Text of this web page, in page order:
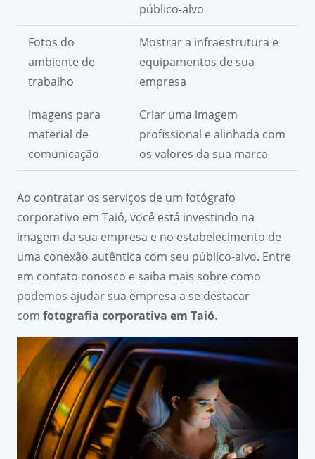
público-alvo
Fotos do
ambiente de
trabalho
Mostrar a infraestrutura e
equipamentos de sua
empresa
Imagens para
material de
comunicação
Criar uma imagem
profissional e alinhada com
os valores da sua marca
Ao contratar os serviços de um fotógrafo
corporativo em Taió, você está investindo na
imagem da sua empresa e no estabelecimento de
uma conexão autêntica com seu público-alvo. Entre
em contato conosco e saiba mais sobre como
podemos ajudar sua empresa a se destacar
com fotografia corporativa em Taió.